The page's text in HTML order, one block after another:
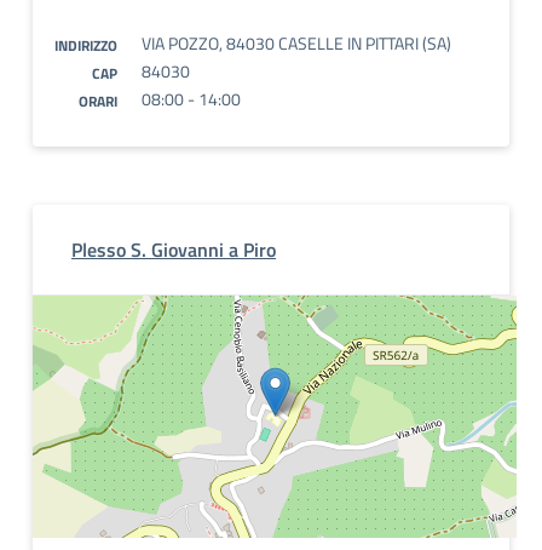
INDIRIZZO VIA POZZO, 84030 CASELLE IN PITTARI (SA)
CAP 84030
ORARI 08:00 - 14:00
Plesso S. Giovanni a Piro